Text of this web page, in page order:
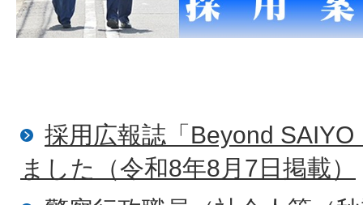
採用広報誌「Beyond
ました（令和8年8月7日掲載）